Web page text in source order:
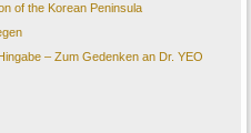
of the Korean Peninsula
– Zum Gedenken an Dr. YEO